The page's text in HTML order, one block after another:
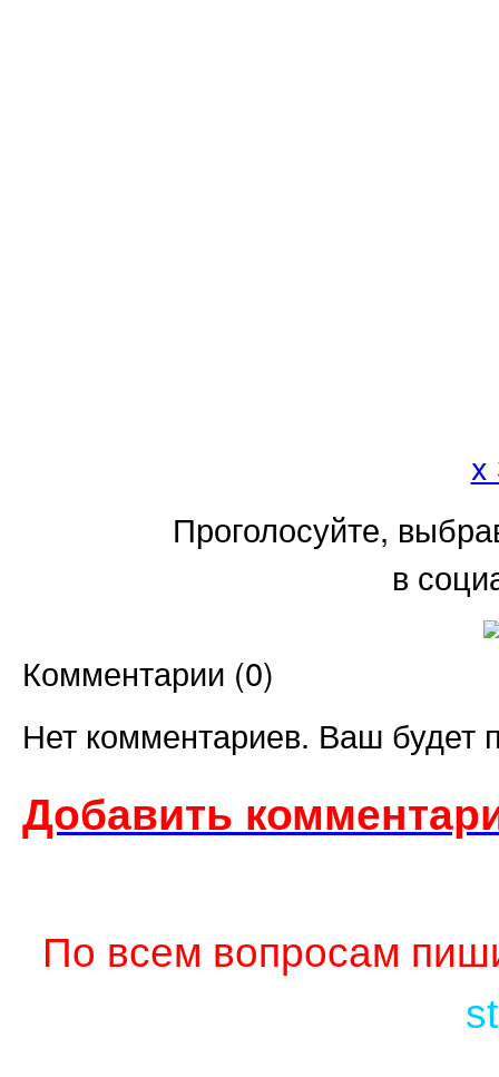
x
Проголосуйте,
в
Комментарии (0)
Нет комментариев. Ваш будет
Добавить
По всем вопросам